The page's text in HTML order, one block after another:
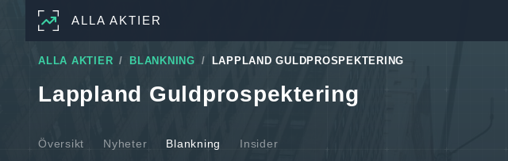
ALLA AKTIER
ALLA AKTIER BLANKNING LAPPLAND GULDPROSPEKTERING
Lappland Guldprospektering
Översikt Nyheter Blankning Insider